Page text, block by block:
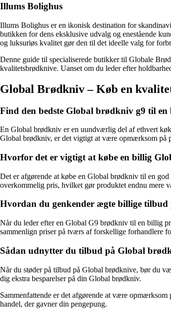
Illums Bolighus
Illums Bolighus er en ikonisk destination for
butikken for dens eksklusive udvalg og enestående
og luksuriøs kvalitet gør den til det ideelle valg for
Denne guide til specialiserede butikker til Globale
kvalitetsbrødknive. Uanset om du leder efter
Global Brødkniv – Køb en
Find den bedste Global brødkniv g9 til
En Global brødkniv er en uundværlig del af ethvert
Global brødkniv, er det vigtigt at være opmærksom
Hvorfor det er vigtigt at købe en billig
Det er afgørende at købe en Global brødkniv til en
overkommelig pris, hvilket gør produktet endnu mere
Hvordan du genkender ægte billige
Når du leder efter en Global G9 brødkniv til en billig
sammenlign priser på tværs af forskellige forhandlere
Sådan udnytter du tilbud på Global
Når du støder på tilbud på Global brødknive, bør du
dig ekstra besparelser på din Global brødkniv.
Sammenfattende er det afgørende at være
handel, der gavner din pengepung.